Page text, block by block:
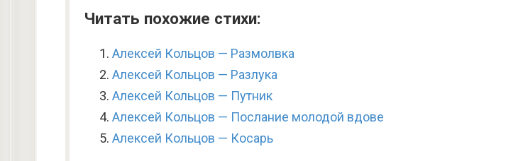
Читать похожие стихи:
Алексей Кольцов — Размолвка
Алексей Кольцов — Разлука
Алексей Кольцов — Путник
Алексей Кольцов — Послание молодой вдове
Алексей Кольцов — Косарь